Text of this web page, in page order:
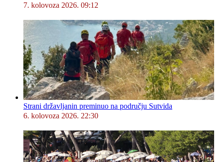
7. kolovoza 2026. 09:12
Strani državljanin preminuo na području Sutvida
6. kolovoza 2026. 22:30